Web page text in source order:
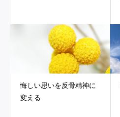
悔しい思いを反骨精神に
変える